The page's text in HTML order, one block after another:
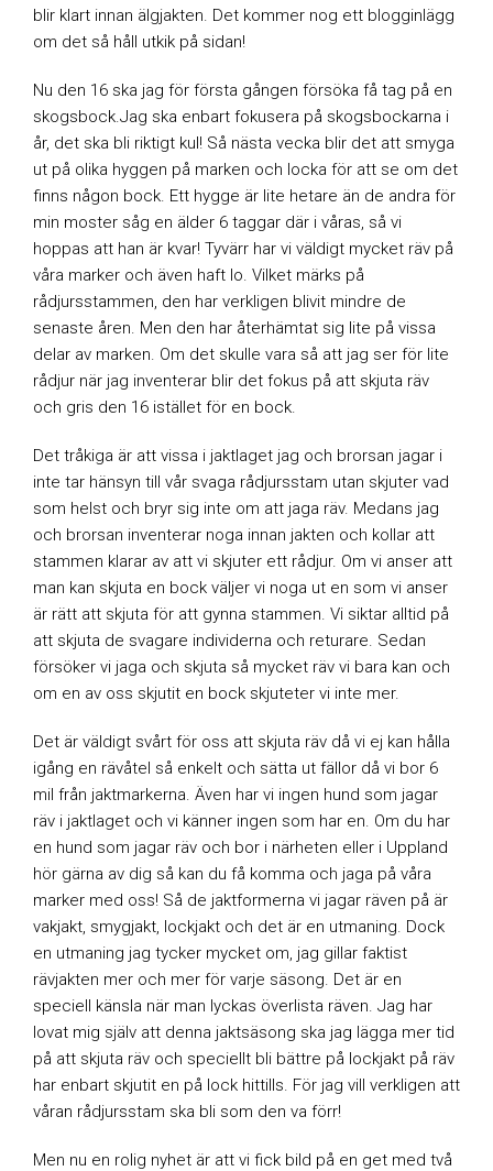
blir klart innan älgjakten. Det kommer nog ett blogginlägg
om det så håll utkik på sidan!
Nu den 16 ska jag för första gången försöka få tag på en
skogsbock.Jag ska enbart fokusera på skogsbockarna i
år, det ska bli riktigt kul! Så nästa vecka blir det att smyga
ut på olika hyggen på marken och locka för att se om det
finns någon bock. Ett hygge är lite hetare än de andra för
min moster såg en älder 6 taggar där i våras, så vi
hoppas att han är kvar! Tyvärr har vi väldigt mycket räv på
våra marker och även haft lo. Vilket märks på
rådjursstammen, den har verkligen blivit mindre de
senaste åren. Men den har återhämtat sig lite på vissa
delar av marken. Om det skulle vara så att jag ser för lite
rådjur när jag inventerar blir det fokus på att skjuta räv
och gris den 16 istället för en bock.
Det tråkiga är att vissa i jaktlaget jag och brorsan jagar i
inte tar hänsyn till vår svaga rådjursstam utan skjuter vad
som helst och bryr sig inte om att jaga räv. Medans jag
och brorsan inventerar noga innan jakten och kollar att
stammen klarar av att vi skjuter ett rådjur. Om vi anser att
man kan skjuta en bock väljer vi noga ut en som vi anser
är rätt att skjuta för att gynna stammen. Vi siktar alltid på
att skjuta de svagare individerna och returare. Sedan
försöker vi jaga och skjuta så mycket räv vi bara kan och
om en av oss skjutit en bock skjuteter vi inte mer.
Det är väldigt svårt för oss att skjuta räv då vi ej kan hålla
igång en rävåtel så enkelt och sätta ut fällor då vi bor 6
mil från jaktmarkerna. Även har vi ingen hund som jagar
räv i jaktlaget och vi känner ingen som har en. Om du har
en hund som jagar räv och bor i närheten eller i Uppland
hör gärna av dig så kan du få komma och jaga på våra
marker med oss! Så de jaktformerna vi jagar räven på är
vakjakt, smygjakt, lockjakt och det är en utmaning. Dock
en utmaning jag tycker mycket om, jag gillar faktist
rävjakten mer och mer för varje säsong. Det är en
speciell känsla när man lyckas överlista räven. Jag har
lovat mig själv att denna jaktsäsong ska jag lägga mer tid
på att skjuta räv och speciellt bli bättre på lockjakt på räv
har enbart skjutit en på lock hittills. För jag vill verkligen att
våran rådjursstam ska bli som den va förr!
Men nu en rolig nyhet är att vi fick bild på en get med två